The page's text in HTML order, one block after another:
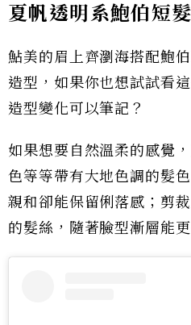
夏帆透明系鮑伯短
鮎美的眉上齊瀏海搭配鮑
造型，如果你也想試試看
造型變化可以筆記？
如果想要自然溫柔的感覺
色等等帶有大地色調的髮
親和卻能保留俐落感；剪
的髮絲，隨著臉型漸層能